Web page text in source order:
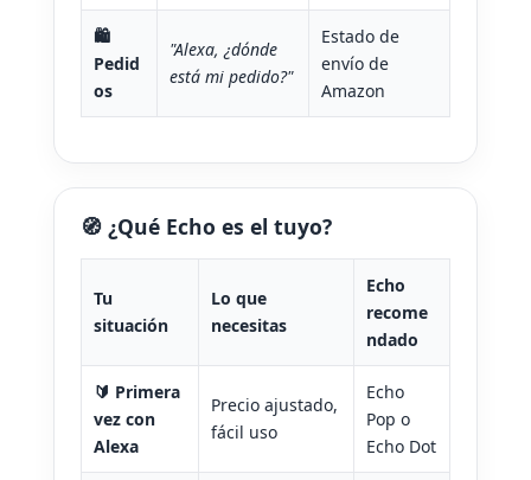
🛍️
Pedid
os
"Alexa, ¿dónde
está mi pedido?"
Estado de
envío de
Amazon
🧭 ¿Qué Echo es el tuyo?
Tu
situación
Lo que
necesitas
Echo
recome
ndado
🔰 Primera
vez con
Alexa
Precio ajustado,
fácil uso
Echo
Pop o
Echo Dot